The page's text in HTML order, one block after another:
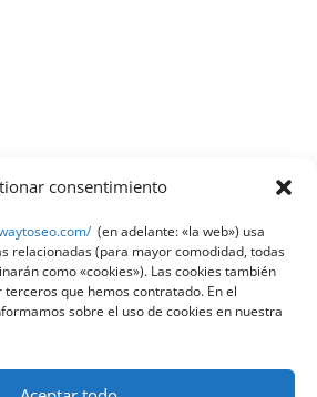
consentimiento
(en adelante: «la web») usa
relacionadas (para mayor comodidad, todas
como «cookies»). Las cookies también
que hemos contratado. En el
sobre el uso de cookies en nuestra